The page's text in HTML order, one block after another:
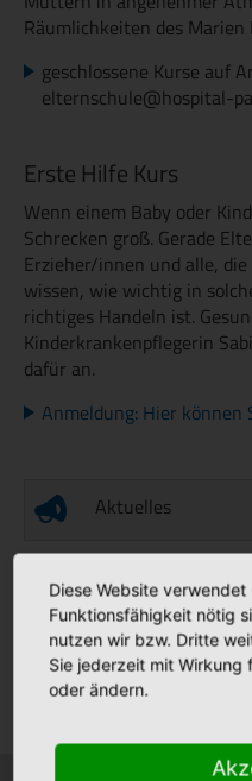
Räumlichkeiten des
geschlossene Kurse auf
elternschule@hospital-
Erste Hilfe Kurs
Wenn einem Baby oder
Schrecken groß. Gerade
Erzieher/innen und alle,
wissen, wie wichtig in
richtiges Handeln ist.
Kinderkrankenpflegerin
dafür an.
Anmeldung: Hier können
Aktuelles
Stellenmarkt
Klinikfinder
Diese Website
Funktionsfähigkeit nötig
nutzen wir bzw. Dritte
Sie jederzeit mit
oder ändern.